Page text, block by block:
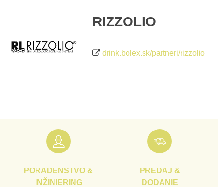
RIZZOLIO
drink.bolex.sk/partneri/rizzolio
PORADENSTVO &
INŽINIERING
PREDAJ &
DODANIE